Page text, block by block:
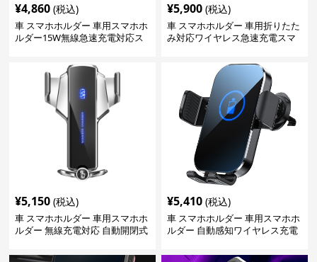
¥4,860 (税込)
車 スマホホルダー 車用スマホホ
ルダー15W無線急速充電対応ス
¥5,900 (税込)
車 スマホホルダー 車用折りたた
み対応ワイヤレス急速充電スマ
¥5,150 (税込)
車 スマホホルダー 車用スマホホ
ルダー 無線充電対応 自動開閉式
¥5,410 (税込)
車 スマホホルダー 車用スマホホ
ルダー 自動感知ワイヤレス充電